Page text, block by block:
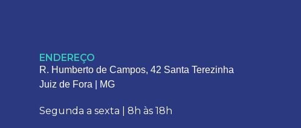
ENDEREÇO
R. Humberto de Campos, 42 Santa Terezinha
Juiz de Fora | MG
Segunda a sexta | 8h às 18h